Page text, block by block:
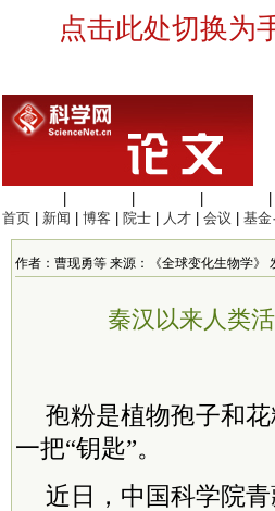
点击此处切换为
首页
新闻 博客 院士 人才 会议 基金
作者：曹现勇等 来源：《全球变化生物学》
秦汉以来人类
孢粉是植物孢子和
一把“钥匙”。
近日，中国科学院